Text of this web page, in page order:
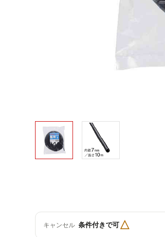
キャンセル 条件付きで可△